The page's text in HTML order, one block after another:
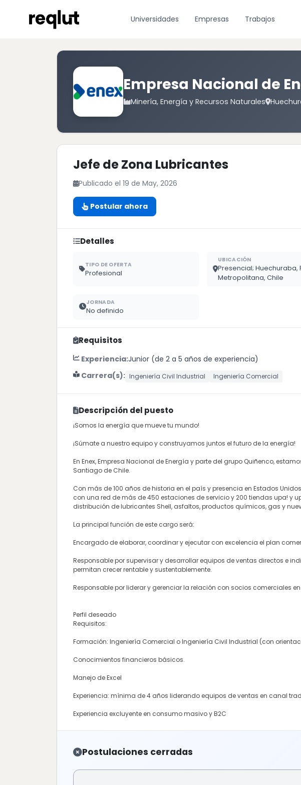
Universidades Empresas Trabajos
Empresa Nacional de
Minería, Energía y Recursos Naturales
Jefe de Zona Lubricantes
Publicado el 19 de May, 2026
Postular ahora
Detalles
TIPO DE OFERTA
Profesional
UBICACIÓN
Presencial; Huechuraba,
Metropolitana, Chile
JORNADA
No definido
Requisitos
Experiencia:Junior (de 2 a 5 años de experiencia)
Carrera(s): Ingeniería Civil Industrial Ingeniería Comercial
Descripción del puesto
¡Somos la energía que mueve tu mundo!
¡Súmate a nuestro equipo y construyamos juntos el futuro de la energía!
En Enex, Empresa Nacional de Energía y parte del grupo Quiñenco,
Santiago de Chile.
Con más de 100 años de historia en el país y presencia en Estados
con una red de más de 450 estaciones de servicio y 200 tiendas upa! y
distribución de lubricantes Shell, asfaltos, productos químicos, gas y
La principal función de este cargo será:
Encargado de elaborar, coordinar y ejecutar con excelencia el plan
Responsable por supervisar y desarrollar equipos de ventas directos e
permitan crecer rentable y sustentablemente.
Responsable por liderar y gerenciar la relación con socios comerciales
Perfil deseado
Requisitos:
Formación: Ingeniería Comercial o Ingeniería Civil Industrial (con
Conocimientos financieros básicos.
Manejo de Excel
Experiencia: mínima de 4 años liderando equipos de ventas en canal
Experiencia excluyente en consumo masivo y B2C
Postulaciones cerradas